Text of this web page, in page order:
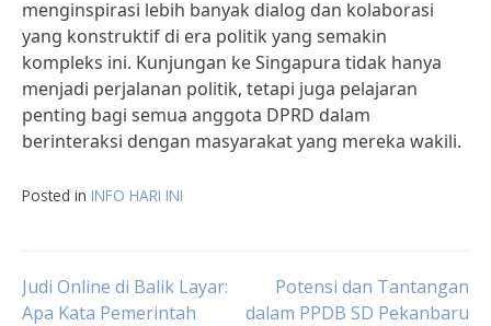
menginspirasi lebih banyak dialog dan kolaborasi
yang konstruktif di era politik yang semakin
kompleks ini. Kunjungan ke Singapura tidak hanya
menjadi perjalanan politik, tetapi juga pelajaran
penting bagi semua anggota DPRD dalam
berinteraksi dengan masyarakat yang mereka wakili.
Posted in INFO HARI INI
Post
Judi Online di Balik Layar:
Apa Kata Pemerintah
Potensi dan Tantangan
dalam PPDB SD Pekanbaru